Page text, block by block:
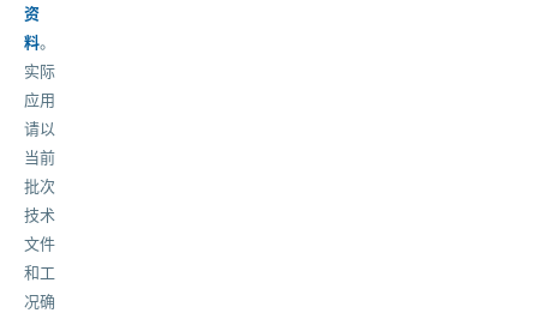
资
料。
实际
应用
请以
当前
批次
技术
文件
和工
况确